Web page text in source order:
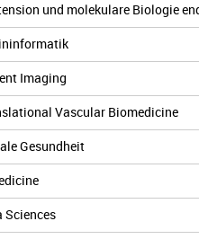
und molekulare Biologie
Imaging
Vascular Biomedicine
Gesundheit
Sciences